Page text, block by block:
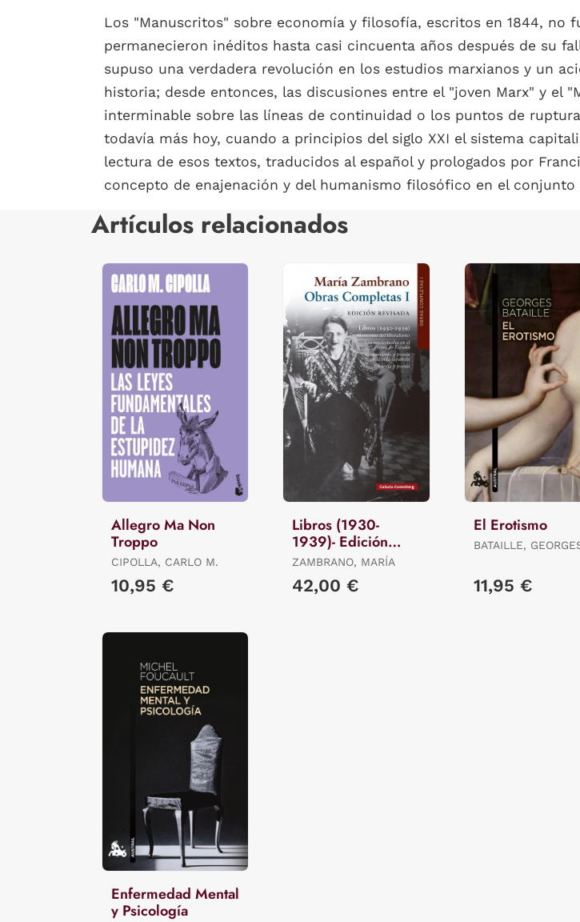
Los "Manuscritos" sobre economía y filosofía, escritos en 1844, no
permanecieron inéditos hasta casi cincuenta años después de su
supuso una verdadera revolución en los estudios marxianos y un
historia; desde entonces, las discusiones entre el "joven Marx" y el
interminable sobre las líneas de continuidad o los puntos de
todavía más hoy, cuando a principios del siglo XXI el sistema
lectura de esos textos, traducidos al español y prologados por
concepto de enajenación y del humanismo filosófico en el conjunto
Artículos relacionados
Allegro Ma Non
Troppo
CIPOLLA, CARLO M.
10,95 €
Libros (1930-
1939)- Edición
Revisada
ZAMBRANO, MARÍA
42,00 €
El Erotismo
BATAILLE,
11,95 €
Enfermedad Mental
y Psicología